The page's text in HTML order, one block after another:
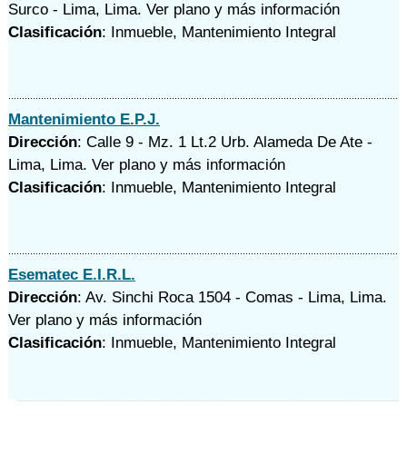
Surco - Lima, Lima. Ver plano y más información
Clasificación: Inmueble, Mantenimiento Integral
Mantenimiento E.P.J.
Dirección: Calle 9 - Mz. 1 Lt.2 Urb. Alameda De Ate -
Lima, Lima. Ver plano y más información
Clasificación: Inmueble, Mantenimiento Integral
Esematec E.I.R.L.
Dirección: Av. Sinchi Roca 1504 - Comas - Lima, Lima.
Ver plano y más información
Clasificación: Inmueble, Mantenimiento Integral